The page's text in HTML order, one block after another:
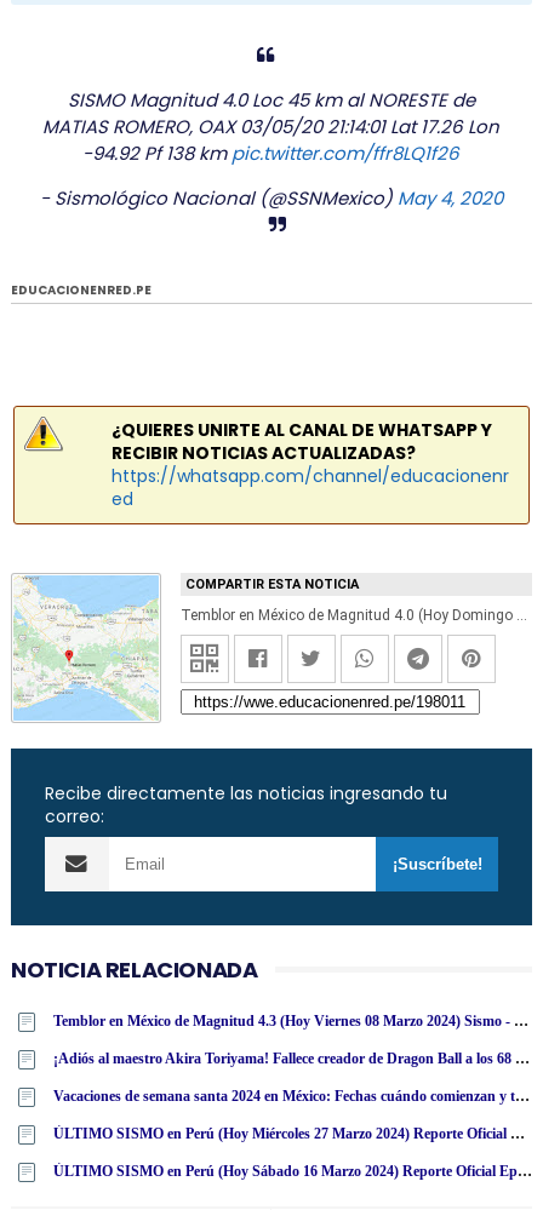
SISMO Magnitud 4.0 Loc 45 km al NORESTE de
MATIAS ROMERO, OAX 03/05/20 21:14:01 Lat 17.26 Lon
-94.92 Pf 138 kmpic.twitter.com/ffr8LQ1f26
- Sismológico Nacional (@SSNMexico) May 4, 2020
EDUCACIONENRED.PE
¿QUIERES UNIRTE AL CANAL DE WHATSAPP Y
RECIBIR NOTICIAS ACTUALIZADAS?
https://whatsapp.com/channel/educacionenr
ed
COMPARTIR ESTA NOTICIA
Temblor en México de Magnitud 4.0 (Hoy Domingo 03 Mayo 2020) Sismo - Epicentro - Matías Romero - Oaxaca - OAX. - SSN - www.ssn.unam.mx
Recibe directamente las noticias ingresando tu
correo:
NOTICIA RELACIONADA
Temblor en México de Magnitud 4.3 (Hoy Viernes 08 Marzo 2024) Sismo - Epicentro - Cintalapa - Chiapas - CHIS. - SSN - www·ssn·unam·mx
¡Adiós al maestro Akira Toriyama! Fallece creador de Dragon Ball a los 68 años
Vacaciones de semana santa 2024 en México: Fechas cuándo comienzan y terminan según calendario SEP
ÚLTIMO SISMO en Perú (Hoy Miércoles 27 Marzo 2024) Reporte Oficial Epicentro IGP
ÚLTIMO SISMO en Perú (Hoy Sábado 16 Marzo 2024) Reporte Oficial Epicentro IGP